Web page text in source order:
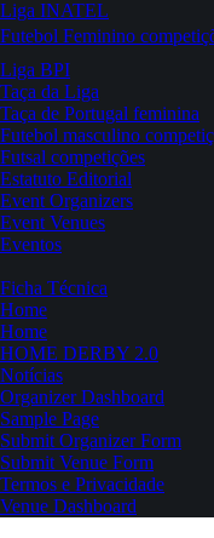
Liga INATEL
Futebol Feminino
Liga BPI
Taça da Liga
Taça de Portugal feminina
Futebol masculino
Futsal competições
Estatuto Editorial
Event Organizers
Event Venues
Eventos
Ficha Técnica
Home
Home
HOME DERBY 2.0
Notícias
Organizer Dashboard
Sample Page
Submit Organizer Form
Submit Venue Form
Termos e Privacidade
Venue Dashboard